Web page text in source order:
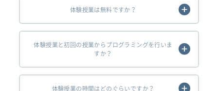
体験授業は無料ですか？
体験授業と初回の授業からプログラミングを行いま
すか？
体験授業の時間はどのぐらいですか？